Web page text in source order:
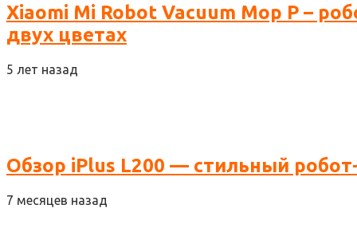
Xiaomi Mi Robot Vacuum Mop P –
двух цветах
5 лет назад
Обзор iPlus L200 — стильный
7 месяцев назад